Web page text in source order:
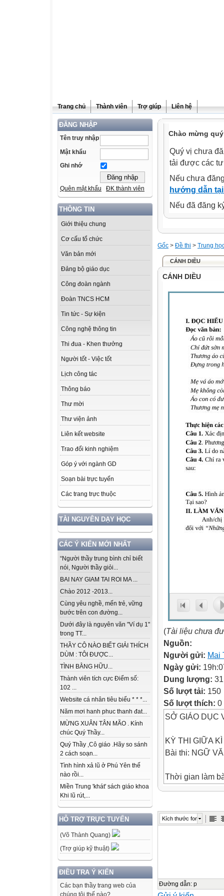
Trang chủ Thành viên Trợ giúp Liên hệ
ĐĂNG NHẬP
Tên truy nhập
Mật khẩu
Ghi nhớ
Quên mật khẩu ĐK thành viên
THÔNG TIN
Giới thiệu chung
Cơ cấu tổ chức
Văn bản mới
Đảng bộ giáo dục
Công đoàn ngành
Đoàn TNCS HCM
Tin tức - Sự kiện
Công nghệ thông tin
Thi đua - Khen thưởng
Người tốt - Việc tốt
Lịch công tác
Thông báo
Thư mời
Thư viện ảnh
Liên kết website
Trao đổi kinh nghiệm
Góp ý với ngành GD
Soạn bài trực tuyến
Các trang trực thuộc
TÀI NGUYÊN DẠY HỌC
CÁC Ý KIẾN MỚI NHẤT
“Người thầy trung bình chỉ biết
nói, Người thầy giỏi...
BAI NAY GIAM TAI ROI MA ...
Chào 2012 -2013...
Cùng yêu nghề, mến trẻ, vững
bước trên con đường...
Dưới đây là nguyên văn "Ví dụ 1"
trong TT...
THẦY CÔ NÀO BIẾT GIẢI THÍCH
DÙM : TÔI ĐƯỢC...
TÌNH BẰNG HỮU...
Thành viên tích cực Điểm số:
102 ...
Website cá nhân tiêu biểu * * *...
Năm mơi hanh phuc thanh đat...
MỪNG XUÂN TÂN MÃO . Kính
chúc Quý Thầy...
Quý Thầy ,Cô giáo .Hãy so sánh
2 cách soạn...
Tình hình xả lũ ở Phú Yên thế
nào rồi...
Miền Trung 'khát' sách giáo khoa
Khi lũ rút,...
HỖ TRỢ TRỰC TUYẾN
(Võ Thành Quang)
(Trợ giúp kỹ thuật)
ĐIỀU TRA Ý KIẾN
Các bạn thầy trang web của
chúng tôi thế nào?
Chào mừng
Quý vị chưa
tải được các
Nếu chưa
hướng dẫn
Nếu đã đăng
Gốc > Đề thi > Trung
CÁNH DIỀU
CÁNH DIỀU
(Tài liệu chưa
Nguồn:
Người gửi: Mai
Ngày gửi:
Dung lượng:
Số lượt tải: 150
Số lượt thích: 0
SỞ GIÁO DỤC
KỲ THI GIỮA
Bài thi: NGỮ
Thời gian làm
I. ĐỌC HIỂU
Đọc văn bản:
Mẹ vá áo mới
Kích thước font
Đường dẫn: p